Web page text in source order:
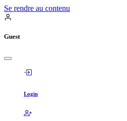
Se rendre au contenu
Guest
Login